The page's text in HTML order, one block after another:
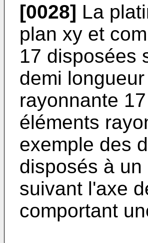
[0028] La
plan xy et
17 disposées
demi
rayonnante
éléments
exemple des
disposés à
suivant l'axe
comportant